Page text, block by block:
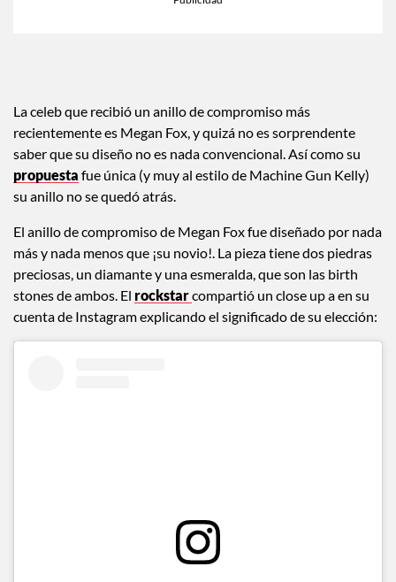
La celeb que recibió un anillo de compromiso más
recientemente es Megan Fox, y quizá no es sorprendente
saber que su diseño no es nada convencional. Así como su
propuesta fue única (y muy al estilo de Machine Gun Kelly)
su anillo no se quedó atrás.
El anillo de compromiso de Megan Fox fue diseñado por nada
más y nada menos que ¡su novio!. La pieza tiene dos piedras
preciosas, un diamante y una esmeralda, que son las birth
stones de ambos. El rockstarcompartió un close up a en su
cuenta de Instagram explicando el significado de su elección: